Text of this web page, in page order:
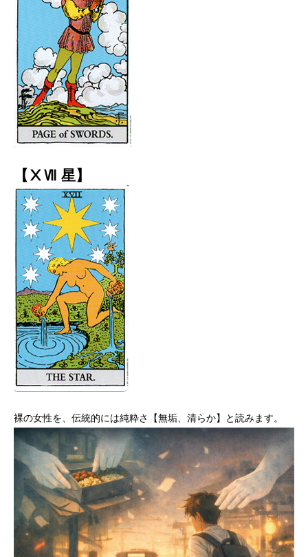
【ⅩⅦ 星】
裸の女性を、伝統的には純粋さ【無垢、清らか】と読みます。